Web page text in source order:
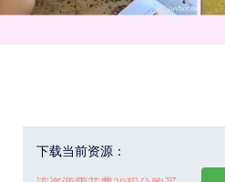
下载当前资源：